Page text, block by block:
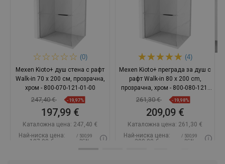
(0)
Mexen Kioto+ душ стена с рафт
Walk-in 70 x 200 см, прозрачна,
хром - 800-070-121-01-00
247,40 € -19,97%
197,99 €
Каталожна цена: 247,40 €
Най-ниска цена:
197,99 €
/ 500,99
BGN
(4)
Mexen Kioto+ преграда за душ с
рафт Walk-in 80 x 200 cm,
прозрачна, хром - 800-080-121-
01-00
261,30 € -19,98%
209,09 €
Каталожна цена: 261,30 €
Най-ниска цена:
209,09 €
/ 500,99
BGN